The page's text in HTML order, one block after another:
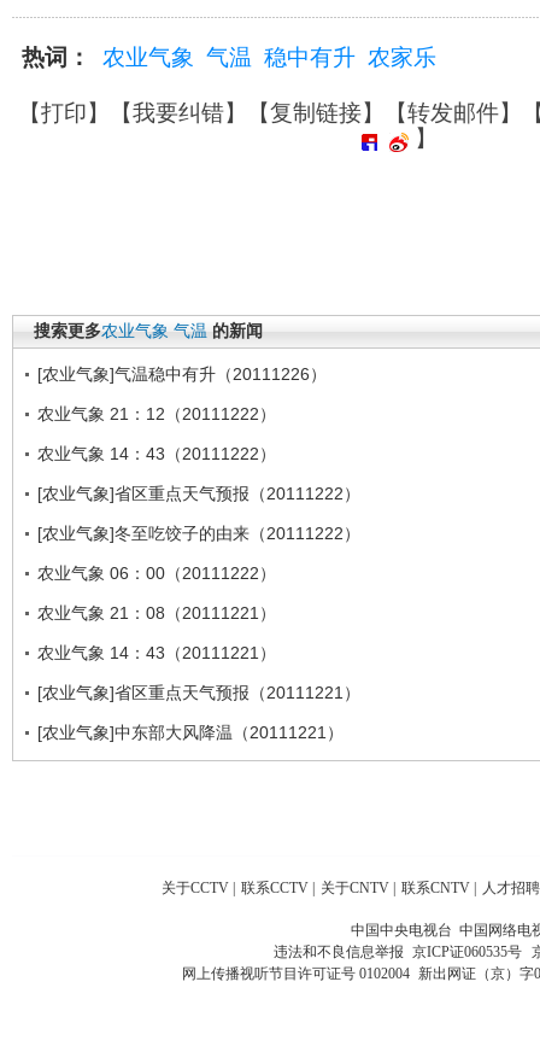
热词： 农业气象 气温 稳中有升 农家乐
【打印】【我要纠错】【复制链接】【转发邮件】
】
搜索更多农业气象 气温 的新闻
[农业气象]气温稳中有升（20111226）
农业气象 21：12（20111222）
农业气象 14：43（20111222）
[农业气象]省区重点天气预报（20111222）
[农业气象]冬至吃饺子的由来（20111222）
农业气象 06：00（20111222）
农业气象 21：08（20111221）
农业气象 14：43（20111221）
[农业气象]省区重点天气预报（20111221）
[农业气象]中东部大风降温（20111221）
关于CCTV 联系CCTV 关于CNTV 联系CNTV 人才招聘
中国中央电视台 中国网络电
违法和不良信息举报 京ICP证060535号
网上传播视听节目许可证号 0102004 新出网证（京）